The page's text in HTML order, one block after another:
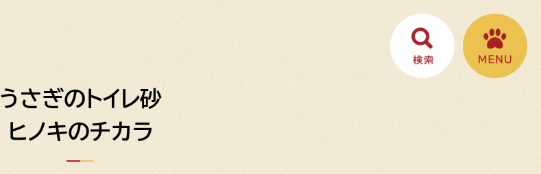
うさぎのトイレ砂
ヒノキのチカラ